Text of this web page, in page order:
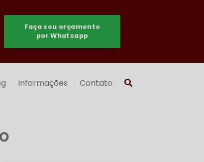
Faça seu orçamento
por Whatsapp
Informações Contato